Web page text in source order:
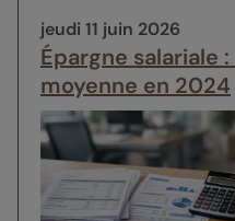
jeudi 11 juin 2026
Épargne salariale
moyenne en 2024